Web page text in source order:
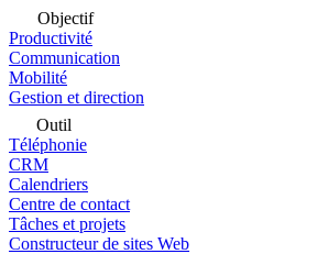
Objectif
Productivité
Communication
Mobilité
Gestion et direction
Outil
Téléphonie
CRM
Calendriers
Centre de contact
Tâches et projets
Constructeur de sites Web